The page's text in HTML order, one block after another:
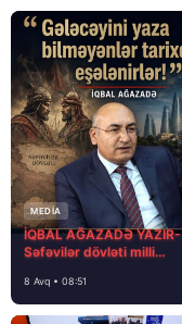
MEDİA
İQBAL AĞAZADƏ YAZIR-
Səfəvilər dövləti milli
8 Avq • 08:51